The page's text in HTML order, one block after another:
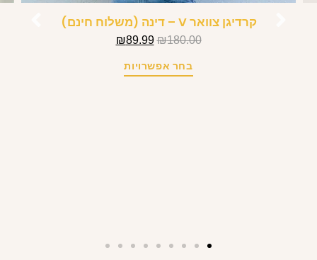
קרדיגן צוואר V – דינה (משלוח חינם)
₪180.00
₪89.99
בחר אפשרויות